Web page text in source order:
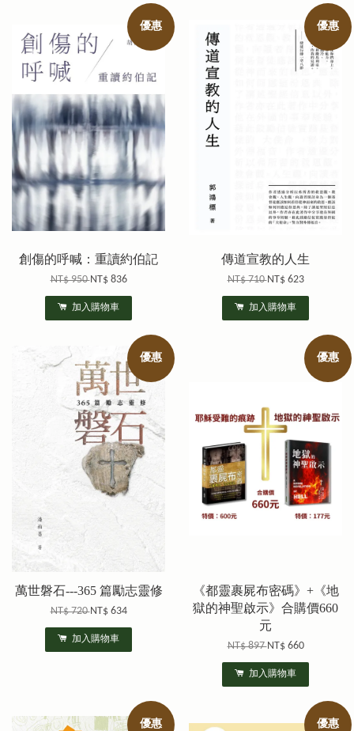
優惠
創傷的呼喊：重讀約伯記
NT$ 950NT$ 836
加入購物車
優惠
傳道宣教的人生
NT$ 710NT$ 623
加入購物車
優惠
萬世磐石---365 篇勵志靈修
NT$ 720NT$ 634
加入購物車
優惠
《都靈裹屍布密碼》+《地
獄的神聖啟示》合購價660
元
NT$ 897NT$ 660
加入購物車
優惠 優惠